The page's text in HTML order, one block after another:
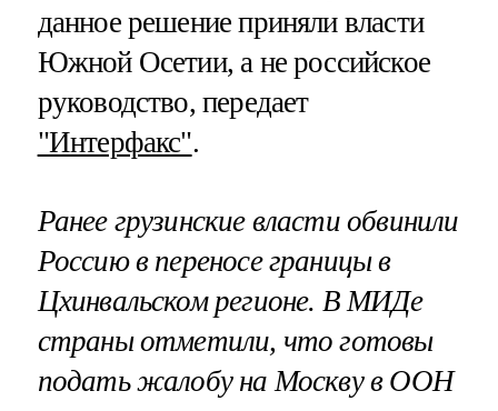
данное решение приняли власти
Южной Осетии, а не российское
руководство, передает
"Интерфакс".
Ранее грузинские власти обвинили
Россию в переносе границы в
Цхинвальском регионе. В МИДе
страны отметили, что готовы
подать жалобу на Москву в ООН